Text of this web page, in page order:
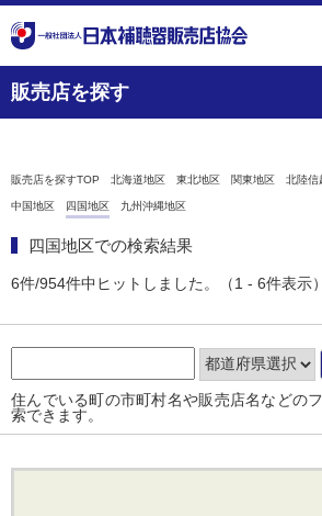
販売店を探す
販売店を探すTOP 北海道地区 東北地区 関東地区 北陸信
中国地区 四国地区 九州沖縄地区
四国地区での検索結果
6件/954件中ヒットしました。（1 - 6件表示）
住んでいる町の市町村名や販売店名などの
索できます。